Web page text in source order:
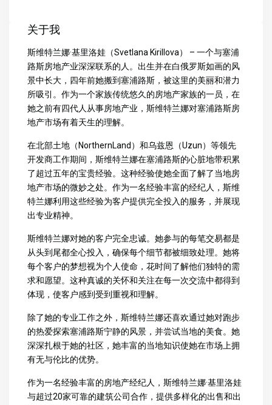
关于我
斯维特兰娜·基里洛娃（Svetlana Kirillova） – 一个与塞浦
路斯房地产业深深联系的人。出生并在白俄罗斯如画的风
景中长大，四年前她搬到塞浦路斯，被这里的美丽和潜力
所吸引。作为一个家族传统悠久的房地产家族的一员，在
她之前有四代人从事房地产业，斯维特兰娜对塞浦路斯房
地产市场有着天生的理解。
在北部土地（NorthernLand）和乌兹恩（Uzun）等领先
开发商工作期间，斯维特兰娜在塞浦路斯的心脏地带积累
了超过五年的宝贵经验。这种经验使她全面了解了当地房
地产市场的微妙之处。作为一名经验丰富的经纪人，斯维
特兰娜利用这些经验为客户提供完全投入的服务，并展现
出专业精神。
斯维特兰娜对她的客户完全忠诚。她参与的每笔交易都是
从头到尾都全心投入，确保每个细节都被细致处理。她将
每个客户的梦想视为个人使命，花时间了解他们独特的需
求和愿望。这种真诚的关怀和关注在每一次交流中都得到
体现，使客户感到受到重视和理解。
除了她的专业工作之外，斯维特兰娜还喜欢通过她对跑步
的热爱探索塞浦路斯宁静的风景，并尝试当地的美食。她
深深扎根于她的社区，她丰富的当地知识使她在市场上拥
有无与伦比的优势。
作为一名经验丰富的房地产经纪人，斯维特兰娜·基里洛娃
与超过20家可靠的建筑公司合作，提供多样化的出售和出